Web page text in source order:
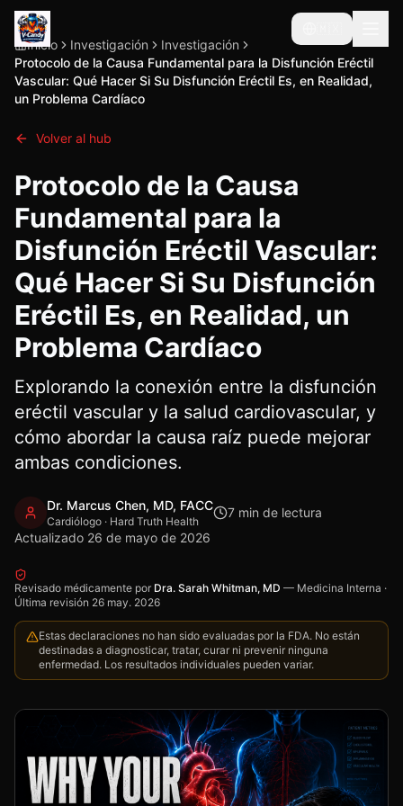
Inicio
Investigación
Investigación
Protocolo de la Causa Fundamental para la Disfunción Eréctil
Vascular: Qué Hacer Si Su Disfunción Eréctil Es, en Realidad,
un Problema Cardíaco
Volver al hub
Protocolo de la Causa
Fundamental para la
Disfunción Eréctil Vascular:
Qué Hacer Si Su Disfunción
Eréctil Es, en Realidad, un
Problema Cardíaco
Explorando la conexión entre la disfunción
eréctil vascular y la salud cardiovascular, y
cómo abordar la causa raíz puede mejorar
ambas condiciones.
Dr. Marcus Chen, MD, FACC
Cardiólogo · Hard Truth Health
7 min de lectura
Actualizado 26 de mayo de 2026
Revisado médicamente por Dra. Sarah Whitman, MD — Medicina Interna ·
Última revisión 26 may. 2026
Estas declaraciones no han sido evaluadas por la FDA. No están
destinadas a diagnosticar, tratar, curar ni prevenir ninguna
enfermedad. Los resultados individuales pueden variar.